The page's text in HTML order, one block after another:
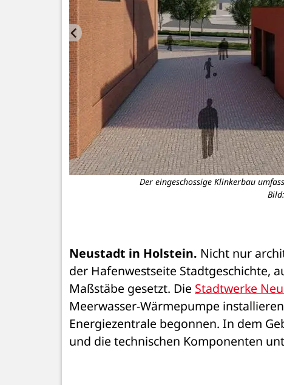
Der eingeschossige Klinkerbau
Neustadt in Holstein. Nicht nur
der Hafenwestseite Stadtgeschichte,
Maßstäbe gesetzt. Die Stadtwerke
Meerwasser-Wärmepumpe
Energiezentrale begonnen. In dem
und die technischen Komponenten